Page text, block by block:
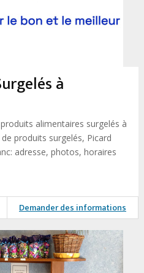
à
alimentaires surgelés à
produits surgelés, Picard
adresse, photos, horaires
Demander des informations